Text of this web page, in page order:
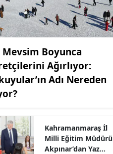
Boyunca
Ağırlıyor:
Adı Nereden
Kahramanmaraş İl
Milli Eğitim Müdürü
Akpınar’dan Yaz